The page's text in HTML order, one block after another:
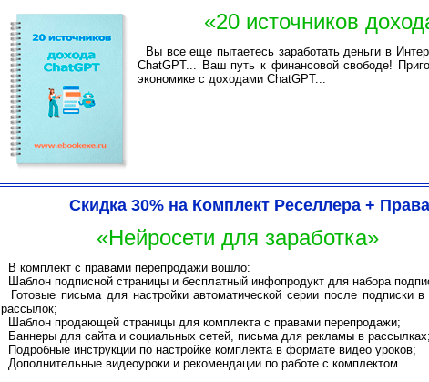
«20 источников
Вы все еще пытаетесь заработать деньги в
ChatGPT... Ваш путь к финансовой свободе!
экономике с доходами ChatGPT...
Скидка 30% на Комплект Реселлера +
«Нейросети для заработка»
В комплект с правами перепродажи вошло:
Шаблон подписной страницы и бесплатный инфопродукт для набора
Готовые письма для настройки автоматической серии после подписки в
рассылок;
Шаблон продающей страницы для комплекта с правами перепродажи;
Баннеры для сайта и социальных сетей, письма для рекламы в рассылках;
Подробные инструкции по настройке комплекта в формате видео уроков;
Дополнительные видеоуроки и рекомендации по работе с комплектом.